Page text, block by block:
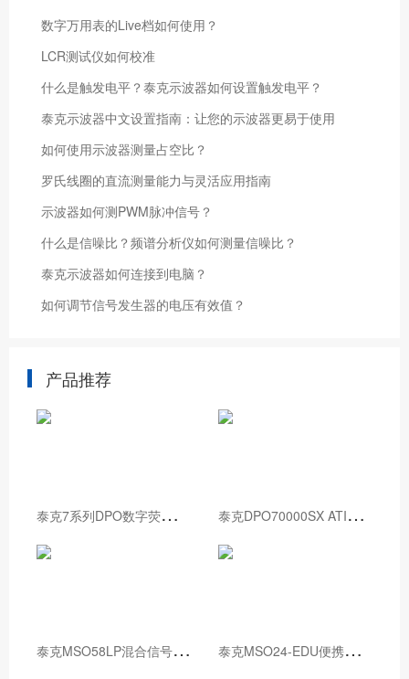
数字万用表的Live档如何使用？
LCR测试仪如何校准
什么是触发电平？泰克示波器如何设置触发电平？
泰克示波器中文设置指南：让您的示波器更易于使用
如何使用示波器测量占空比？
罗氏线圈的直流测量能力与灵活应用指南
示波器如何测PWM脉冲信号？
什么是信噪比？频谱分析仪如何测量信噪比？
泰克示波器如何连接到电脑？
如何调节信号发生器的电压有效值？
产品推荐
泰
克7系列DPO数字荧光示波器 泰
克DPO70000SX ATI性能示波器
泰
克MSO58LP混合信号示波器 泰
克MSO24-EDU便携式混合信号示波器